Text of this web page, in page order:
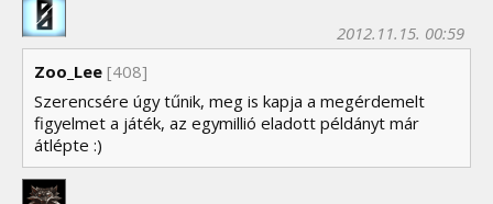
Zoo_Lee
2012.11.15. 00:59
[408]
Szerencsére úgy tűnik, meg is kapja a megérdemelt
figyelmet a játék, az egymillió eladott példányt már
átlépte :)